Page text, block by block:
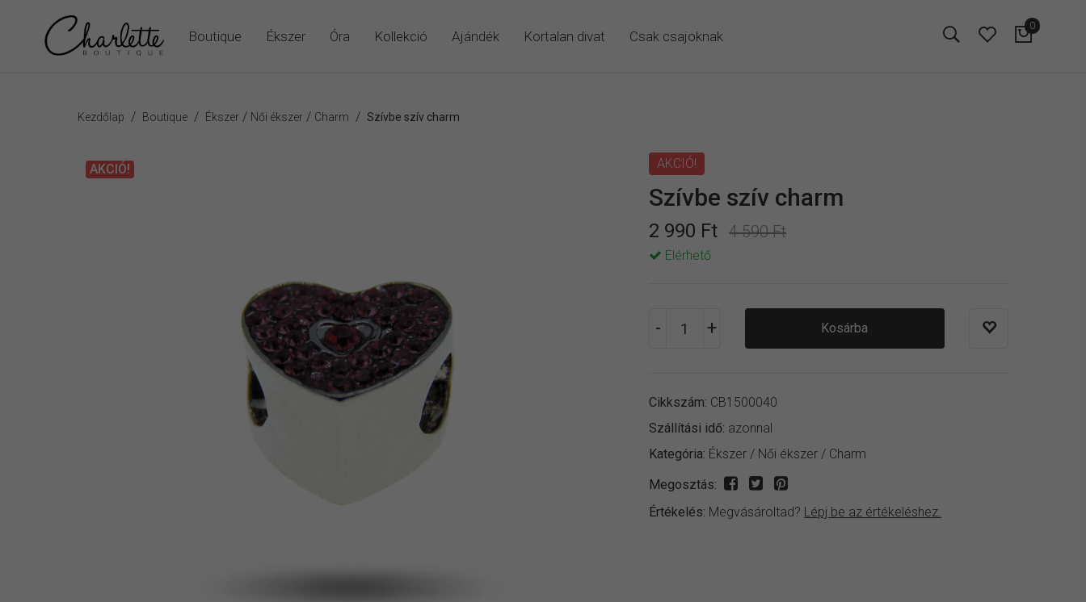
Boutique Ékszer Óra Kollekció Ajándék Kortalan divat Csak csajoknak
0
Kezdőlap / Boutique/ Ékszer/ Női ékszer/ Charm / Szívbe szív charm
AKCIÓ! AKCIÓ!
Szívbe szív charm
2 990 Ft 4 590 Ft
Elérhető
Kosárba
Cikkszám: CB1500040
Szállítási idő: azonnal
Kategória: Ékszer / Női ékszer / Charm
Megosztás:
Értékelés: Megvásároltad? Lépj be az értékeléshez.